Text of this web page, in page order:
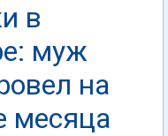
в
муж
на
месяца